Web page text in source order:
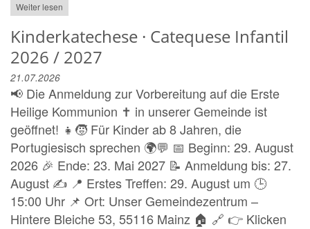
Weiter lesen
Kinderkatechese · Catequese Infantil
2026 / 2027
21.07.2026
📢 Die Anmeldung zur Vorbereitung auf die Erste
Heilige Kommunion ✝️ in unserer Gemeinde ist
geöffnet! 👧🧒 Für Kinder ab 8 Jahren, die
Portugiesisch sprechen 🌍💬 📅 Beginn: 29. August
2026 🎉 Ende: 23. Mai 2027 📝 Anmeldung bis: 27.
August ✍️ 📍 Erstes Treffen: 29. August um 🕒
15:00 Uhr 📌 Ort: Unser Gemeindezentrum –
Hintere Bleiche 53, 55116 Mainz 🏠 🔗 👉 Klicken